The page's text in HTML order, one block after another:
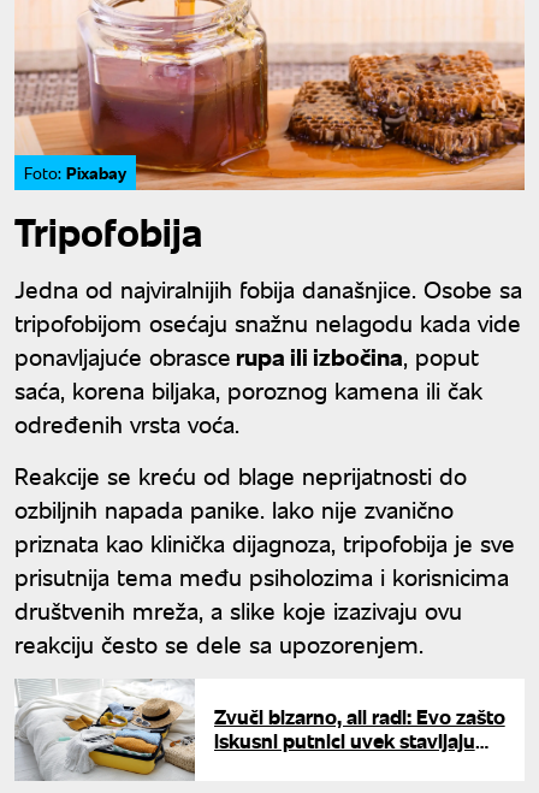
Foto: Pixabay
Tripofobija
Jedna od najviralnijih fobija današnjice. Osobe sa
tripofobijom osećaju snažnu nelagodu kada vide
ponavljajuće obrasce rupa ili izbočina, poput
saća, korena biljaka, poroznog kamena ili čak
određenih vrsta voća.
Reakcije se kreću od blage neprijatnosti do
ozbiljnih napada panike. Iako nije zvanično
priznata kao klinička dijagnoza, tripofobija je sve
prisutnija tema među psiholozima i korisnicima
društvenih mreža, a slike koje izazivaju ovu
reakciju često se dele sa upozorenjem.
Zvuči bizarno, ali radi: Evo zašto
iskusni putnici uvek stavljaju